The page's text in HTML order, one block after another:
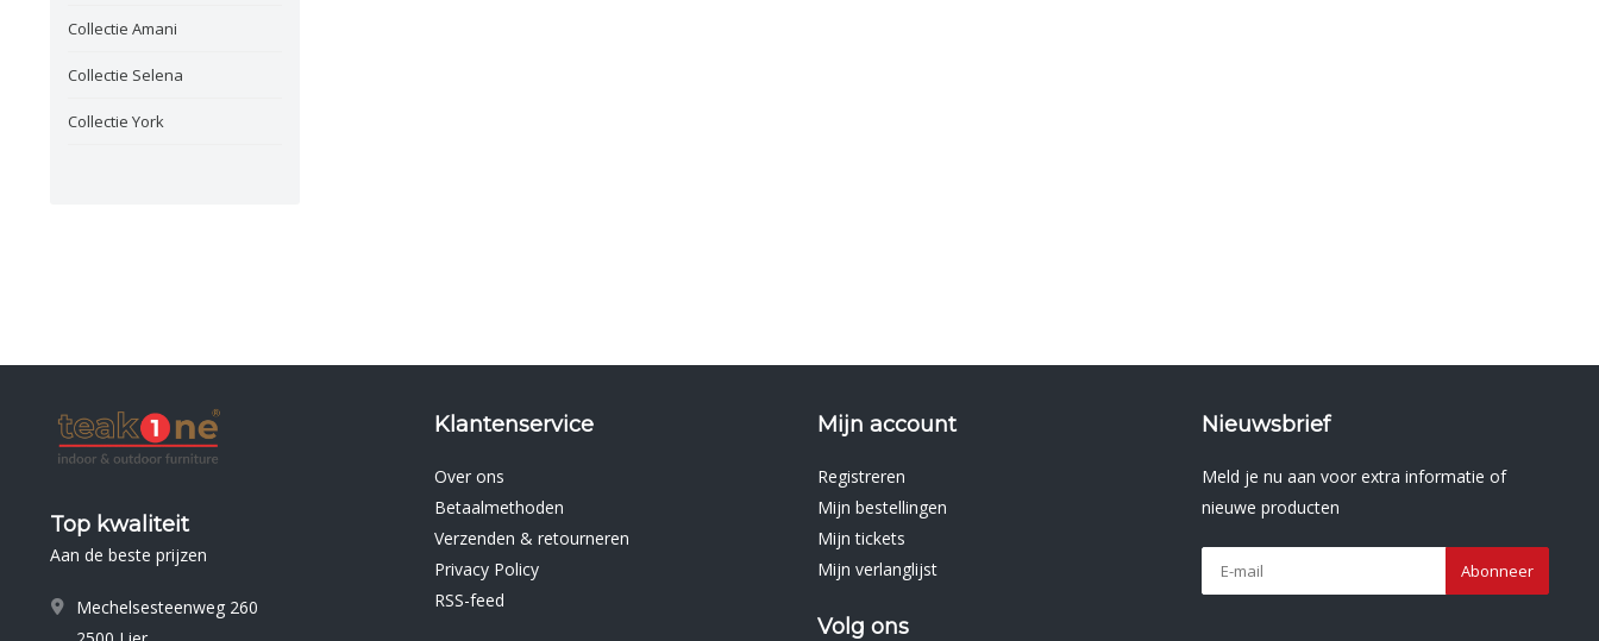
Collectie Amani
Collectie Selena
Collectie York
Top kwaliteit
Aan de beste prijzen
Mechelsesteenweg 260
Klantenservice
Over ons
Betaalmethoden
Verzenden & retourneren
Privacy Policy
RSS-feed
Mijn account
Registreren
Mijn bestellingen
Mijn tickets
Mijn verlanglijst
Volg ons
Nieuwsbrief
Meld je nu aan voor extra informatie of
nieuwe producten
Abonneer